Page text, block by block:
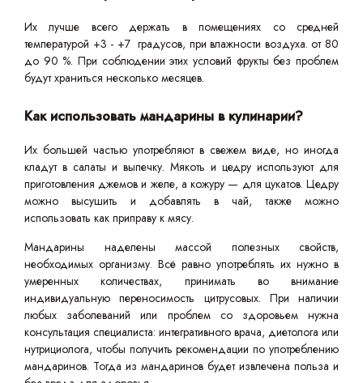
Их лучше всего держать в помещениях со средней
температурой +3 - +7 градусов, при влажности воздуха. от 80
до 90 %. При соблюдении этих условий фрукты без проблем
будут храниться несколько месяцев.
Как использовать мандарины в кулинарии?
Их большей частью употребляют в свежем виде, но иногда
кладут в салаты и выпечку. Мякоть и цедру используют для
приготовления джемов и желе, а кожуру — для цукатов. Цедру
можно высушить и добавлять в чай, также можно
использовать как приправу к мясу.
Мандарины наделены массой полезных свойств,
необходимых организму. Всё равно употреблять их нужно в
умеренных количествах, принимать во внимание
индивидуальную переносимость цитрусовых. При наличии
любых заболеваний или проблем со здоровьем нужна
консультация специалиста: интегративного врача, диетолога или
нутрициолога, чтобы получить рекомендации по употреблению
мандаринов. Тогда из мандаринов будет извлечена польза и